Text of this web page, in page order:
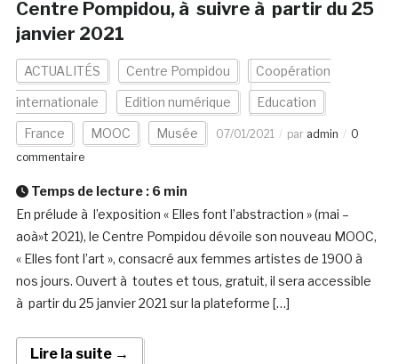
Centre Pompidou, à suivre à partir du 25
janvier 2021
ACTUALITÉS Centre Pompidou Coopération
internationale Edition numérique Education
France MOOC Musée 07/01/2021 par admin
0
commentaire
Temps de lecture : 6 min
En prélude à l’exposition « Elles font l’abstraction » (mai –
aoà»t 2021), le Centre Pompidou dévoile son nouveau MOOC,
« Elles font l’art », consacré aux femmes artistes de 1900 à
nos jours. Ouvert à toutes et tous, gratuit, il sera accessible
à partir du 25 janvier 2021 sur la plateforme […]
Lire la suite →